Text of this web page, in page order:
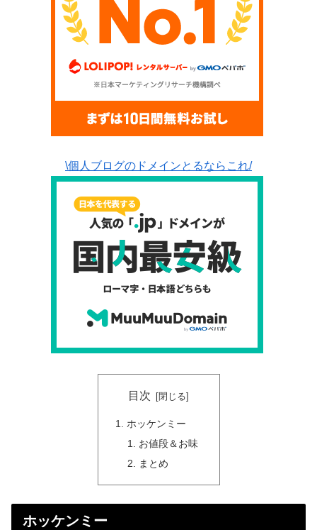
\個人ブログのドメインとるならこれ/
目次
ホッケンミー
お値段＆お味
まとめ
ホッケンミー